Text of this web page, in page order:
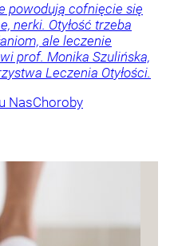
powodują cofnięcie się
nerki. Otyłość trzeba
ale leczenie
prof. Monika Szulińska,
Leczenia Otyłości.
NasChoroby